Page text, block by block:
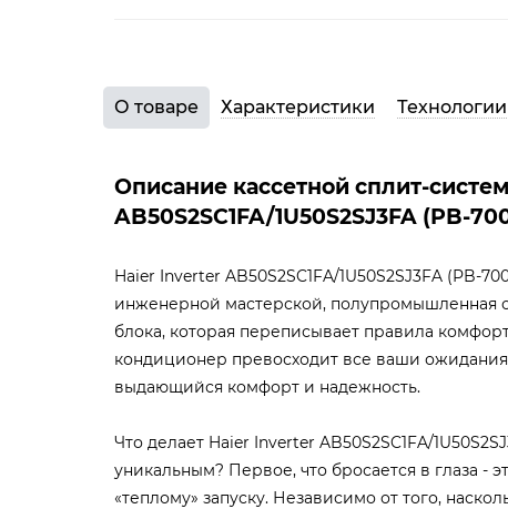
О товаре Характеристики Технологии
Описание кассетной сплит-
AB50S2SC1FA/1U50S2SJ3FA (PB-
Haier Inverter AB50S2SC1FA/1U50S2SJ3FA (PB-
инженерной мастерской, полупромышленная
блока, которая переписывает правила
кондиционер превосходит все ваши
выдающийся комфорт и надежность.
Что делает Haier Inverter AB50S2SC1FA/
уникальным? Первое, что бросается в глаза -
«теплому» запуску. Независимо от того,